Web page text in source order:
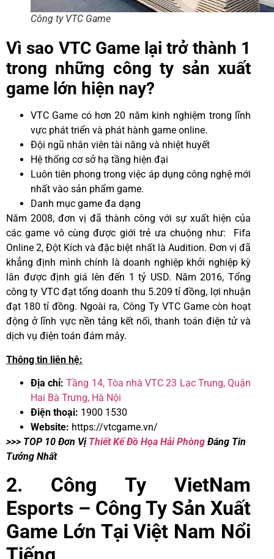
Công ty VTC Game
Vì sao VTC Game lại trở thành 1
trong những công ty sản xuất
game lớn hiện nay?
VTC Game có hơn 20 năm kinh nghiệm trong lĩnh
vực phát triển và phát hành game online.
Đội ngũ nhân viên tài năng và nhiệt huyết
Hệ thống cơ sở hạ tầng hiện đại
Luôn tiên phong trong việc áp dụng công nghệ mới
nhất vào sản phẩm game.
Danh mục game đa dạng
Năm 2008, đơn vị đã thành công với sự xuất hiện của
các game vô cùng được giới trẻ ưa chuộng như: Fifa
Online 2, Đột Kích và đặc biệt nhất là Audition. Đơn vị đã
khẳng định mình chính là doanh nghiệp khởi nghiệp kỳ
lân được định giá lên đến 1 tỷ USD. Năm 2016, Tổng
công ty VTC đạt tổng doanh thu 5.209 tỉ đồng, lợi nhuận
đạt 180 tỉ đồng. Ngoài ra, Công Ty VTC Game còn hoạt
động ở lĩnh vực nền tảng kết nối, thanh toán điện tử và
dịch vụ điện toán đám mây.
Thông tin liên hệ:
Địa chỉ:Tầng 14, Tòa nhà VTC 23 Lạc Trung, Quận
Hai Bà Trưng, Hà Nội
Điện thoại: 1900 1530
Website: https://vtcgame.vn/
>>> TOP 10 Đơn Vị Thiết Kế Đồ Họa Hải Phòng Đáng Tin
Tưởng Nhất
2. Công Ty VietNam
Esports – Công Ty Sản Xuất
Game Lớn Tại Việt Nam Nổi